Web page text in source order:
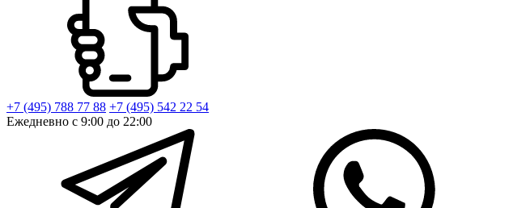
+7 (495) 788 77 88 +7 (495) 542 22 54
Ежедневно с 9:00 до 22:00